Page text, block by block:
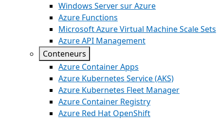
Windows Server sur Azure
Azure Functions
Microsoft Azure Virtual Machine Scale Sets
Azure API Management
Conteneurs
Azure Container Apps
Azure Kubernetes Service (AKS)
Azure Kubernetes Fleet Manager
Azure Container Registry
Azure Red Hat OpenShift